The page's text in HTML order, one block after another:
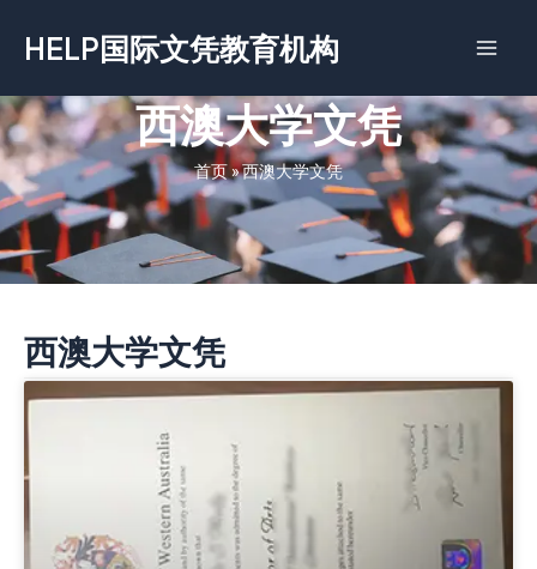
容
HELP国际文凭教育机构
西澳大学文凭
首页»西澳大学文凭
西澳大学文凭